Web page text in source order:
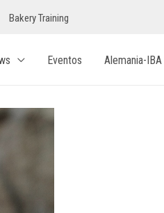
Bakery Training
Eventos Alemania-